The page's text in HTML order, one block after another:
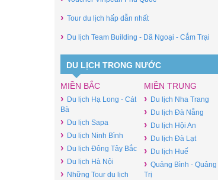
› Tour du lịch hấp dẫn nhất
› Du lịch Team Building - Dã Ngoại - Cắm Trại
DU LỊCH TRONG NƯỚC
MIỀN BẮC
› Du lịch Hạ Long - Cát
Bà
› Du lịch Sapa
› Du lịch Ninh Bình
› Du lịch Đông Tây Bắc
› Du lịch Hà Nội
› Những Tour du lịch
MIỀN TRUNG
› Du lịch Nha Trang
› Du lịch Đà Nẵng
› Du lịch Hội An
› Du lịch Đà Lạt
› Du lịch Huế
› Quảng Bình - Quảng
Trị